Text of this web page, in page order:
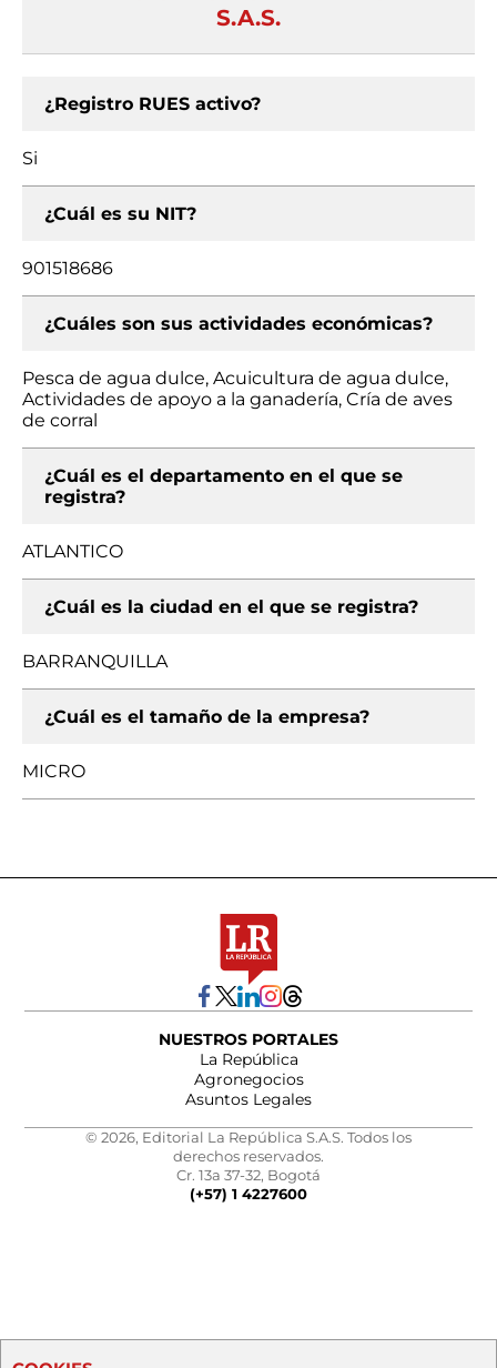
S.A.S.
¿Registro RUES activo?
Si
¿Cuál es su NIT?
901518686
¿Cuáles son sus actividades económicas?
Pesca de agua dulce, Acuicultura de agua dulce,
Actividades de apoyo a la ganadería, Cría de aves
de corral
¿Cuál es el departamento en el que se
registra?
ATLANTICO
¿Cuál es la ciudad en el que se registra?
BARRANQUILLA
¿Cuál es el tamaño de la empresa?
MICRO
NUESTROS PORTALES
La República
Agronegocios
Asuntos Legales
© 2026, Editorial La República S.A.S. Todos los
derechos reservados.
Cr. 13a 37-32, Bogotá
(+57) 1 4227600